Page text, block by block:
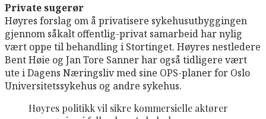
Private sugerør
Høyres forslag om å privatisere sykehusutbyggingen
gjennom såkalt offentlig-privat samarbeid har nylig
vært oppe til behandling i Stortinget. Høyres nestledere
Bent Høie og Jan Tore Sanner har også tidligere vært
ute i Dagens Næringsliv med sine OPS-planer for Oslo
Universitetssykehus og andre sykehus.
Høyres politikk vil sikre kommersielle aktører